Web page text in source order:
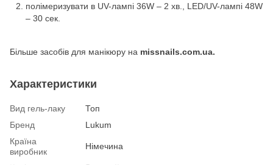
полімеризувати в UV-лампі 36W – 2 хв., LED/UV-лампі 48W
– 30 сек.
Більше засобів для манікюру на missnails.com.ua.
Характеристики
Вид гель-лаку
Топ
Бренд
Lukum
Країна
виробник
Німечина